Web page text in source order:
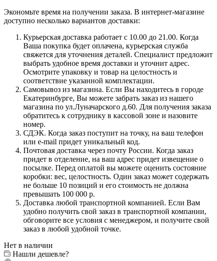
Экономьте время на получении заказа. В интернет-магазине
доступно несколько вариантов доставки:
Курьерская доставка работает с 10.00 до 21.00. Когда
Ваша покупка будет оплачена, курьерская служба
свяжется для уточнения деталей. Специалист предложит
выбрать удобное время доставки и уточнит адрес.
Осмотрите упаковку и товар на целостность и
соответствие указанной комплектации.
Самовывоз из магазина. Если Вы находитесь в городе
Екатеринбурге, Вы можете забрать заказ из нашего
магазина по ул.Луначарского д.60. Для получения заказа
обратитесь к сотруднику в кассовой зоне и назовите
номер.
СДЭК. Когда заказ поступит на точку, на ваш телефон
или e-mail придет уникальный код.
Почтовая доставка через почту России. Когда заказ
придет в отделение, на ваш адрес придет извещение о
посылке. Перед оплатой вы можете оценить состояние
коробки: вес, целостность. Один заказ может содержать
не больше 10 позиций и его стоимость не должна
превышать 100 000 р.
Доставка любой транспортной компанией. Если Вам
удобно получить свой заказ в транспортной компании,
обговорите все условия с менеджером, и получите свой
заказ в любой удобной точке.
Нет в наличии
Нашли дешевле?